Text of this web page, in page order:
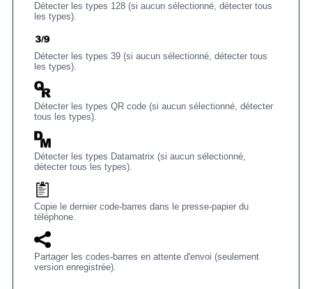
Détecter les types 128 (si aucun sélectionné, détecter tous
les types).
Détecter les types 39 (si aucun sélectionné, détecter tous
les types).
Détecter les types QR code (si aucun sélectionné, détecter
tous les types).
Détecter les types Datamatrix (si aucun sélectionné,
détecter tous les types).
Copie le dernier code-barres dans le presse-papier du
téléphone.
Partager les codes-barres en attente d'envoi (seulement
version enregistrée).